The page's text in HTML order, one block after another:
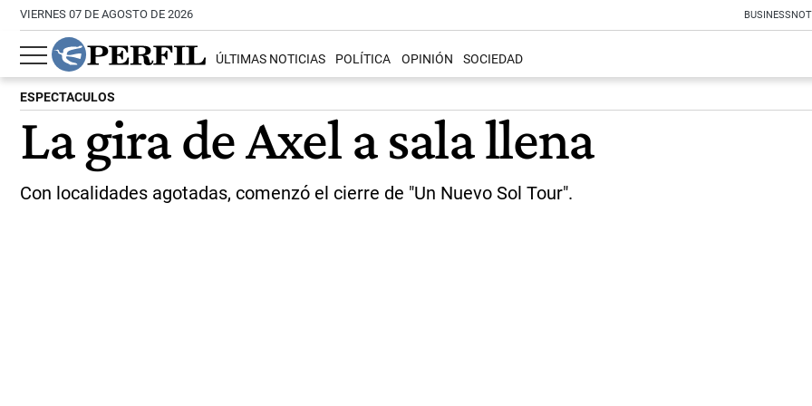
VIERNES 07 DE AGOSTO DE 2026 BUSINESS
ÚLTIMAS NOTICIAS POLÍTICA OPINIÓN SOCIEDAD
ESPECTACULOS
La gira de Axel a sala llena
Con localidades agotadas, comenzó el cierre de "Un Nuevo Sol Tour".